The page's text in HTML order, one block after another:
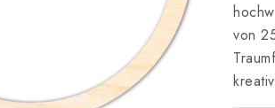
von